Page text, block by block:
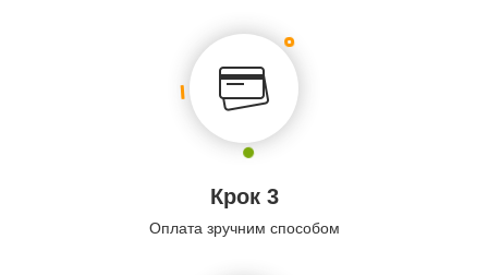
Крок 3
Оплата зручним способом